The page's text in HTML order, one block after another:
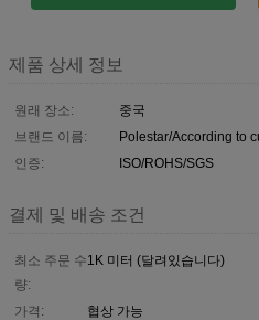
제품 상세 정보
원래 장소:
중국
브랜드 이름:
Polestar/According to
인증:
ISO/ROHS/SGS
결제 및 배송 조건
최소 주문 수
량:
1K 미터 (달려있습니다)
가격:
협상 가능